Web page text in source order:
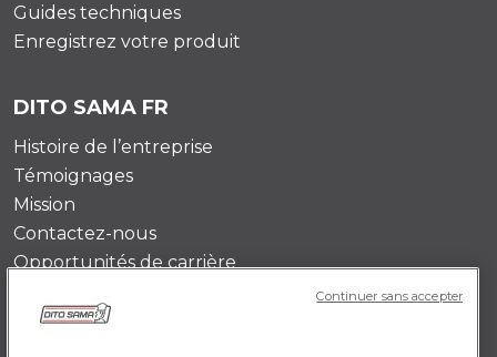
Guides techniques
Enregistrez votre produit
DITO SAMA FR
Histoire de l’entreprise
Témoignages
Mission
Contactez-nous
Opportunités de carrière
POLICY FR
Continuer sans accepter